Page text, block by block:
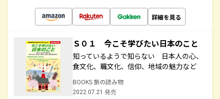
詳細を見る
Ｓ０１ 今こそ学びたい日本のこと
知っているようで知らない 日本人の心、
食文化、職文化、信仰、地域の魅力など
BOOKS 旅の読み物
2022.07.21 発売